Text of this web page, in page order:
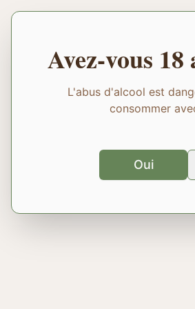
Avez-vous
L'abus d'alcool est
consommer
Oui